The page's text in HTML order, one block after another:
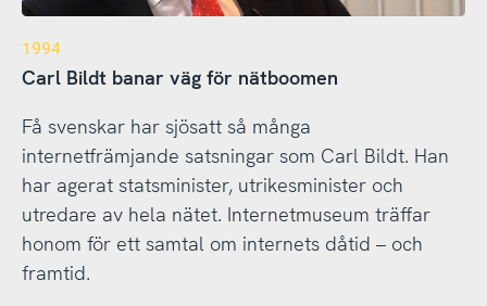
1994
Carl Bildt banar väg för nätboomen
Få svenskar har sjösatt så många
internetfrämjande satsningar som Carl Bildt. Han
har agerat statsminister, utrikesminister och
utredare av hela nätet. Internetmuseum träffar
honom för ett samtal om internets dåtid – och
framtid.